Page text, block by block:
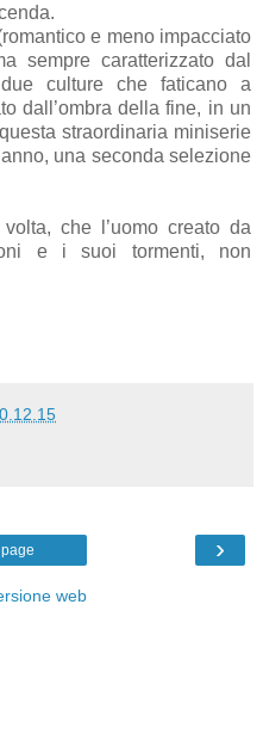
e meno impacciato
sempre caratterizzato dal
culture che faticano a
dall’ombra della fine, in un
straordinaria miniserie
una seconda selezione
che l’uomo creato da
e i suoi tormenti, non
›
web